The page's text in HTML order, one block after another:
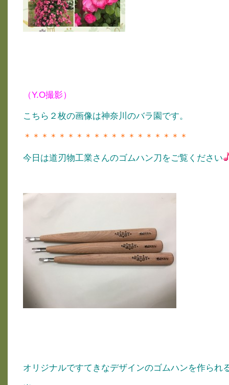
（Y.O撮影）
こちら２枚の画像は神奈川のバラ園です。
＊＊＊＊＊＊＊＊＊＊＊＊＊＊＊＊＊＊＊
今日は道刃物工業さんのゴムハン刀をご覧ください
オリジナルですてきなデザインのゴムハンを作られ